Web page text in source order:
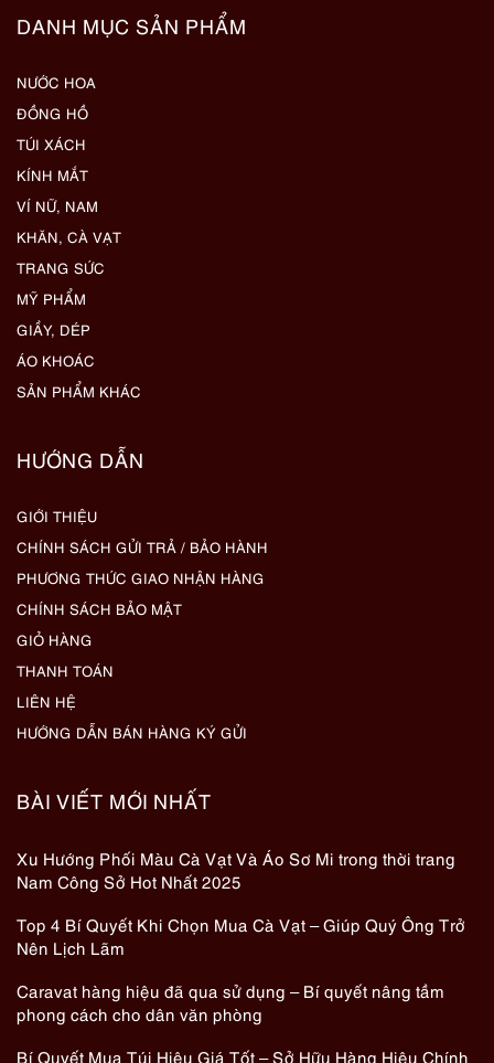
DANH MỤC SẢN PHẨM
NƯỚC HOA
ĐỒNG HỒ
TÚI XÁCH
KÍNH MẮT
VÍ NỮ, NAM
KHĂN, CÀ VẠT
TRANG SỨC
MỸ PHẨM
GIẦY, DÉP
ÁO KHOÁC
SẢN PHẨM KHÁC
HƯỚNG DẪN
GIỚI THIỆU
CHÍNH SÁCH GỬI TRẢ / BẢO HÀNH
PHƯƠNG THỨC GIAO NHẬN HÀNG
CHÍNH SÁCH BẢO MẬT
GIỎ HÀNG
THANH TOÁN
LIÊN HỆ
HƯỚNG DẪN BÁN HÀNG KÝ GỬI
BÀI VIẾT MỚI NHẤT
Xu Hướng Phối Màu Cà Vạt Và Áo Sơ Mi trong thời trang
Nam Công Sở Hot Nhất 2025
Top 4 Bí Quyết Khi Chọn Mua Cà Vạt – Giúp Quý Ông Trở
Nên Lịch Lãm
Caravat hàng hiệu đã qua sử dụng – Bí quyết nâng tầm
phong cách cho dân văn phòng
Bí Quyết Mua Túi Hiệu Giá Tốt – Sở Hữu Hàng Hiệu Chính